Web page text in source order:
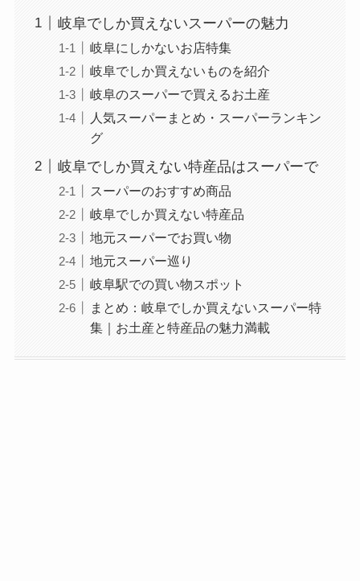
岐阜でしか買えないスーパーの魅力
岐阜にしかないお店特集
岐阜でしか買えないものを紹介
岐阜のスーパーで買えるお土産
人気スーパーまとめ・スーパーランキン
グ
岐阜でしか買えない特産品はスーパーで
スーパーのおすすめ商品
岐阜でしか買えない特産品
地元スーパーでお買い物
地元スーパー巡り
岐阜駅での買い物スポット
まとめ：岐阜でしか買えないスーパー特
集｜お土産と特産品の魅力満載